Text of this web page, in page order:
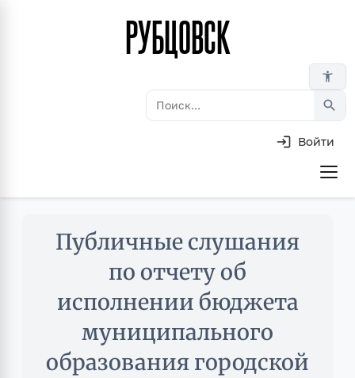
РУБЦОВСК
accessibility_new
search
Войти
Публичные слушания
по отчету об
исполнении бюджета
муниципального
образования городской